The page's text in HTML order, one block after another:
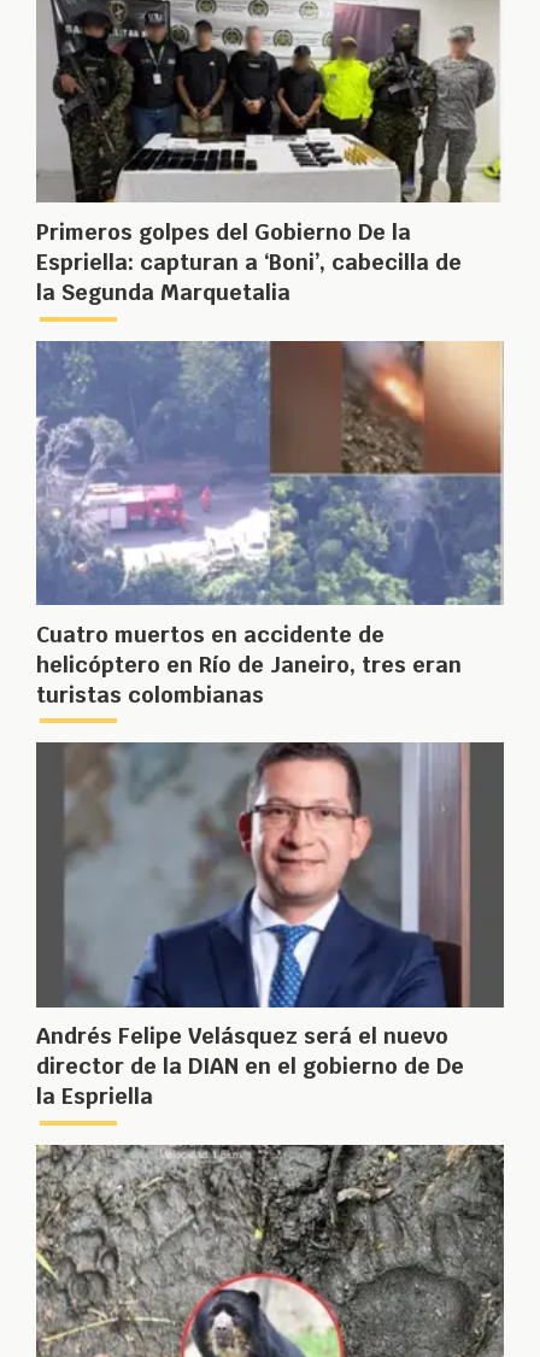
Primeros golpes del Gobierno De la
Espriella: capturan a ‘Boni’, cabecilla de
la Segunda Marquetalia
Cuatro muertos en accidente de
helicóptero en Río de Janeiro, tres eran
turistas colombianas
Andrés Felipe Velásquez será el nuevo
director de la DIAN en el gobierno de De
la Espriella